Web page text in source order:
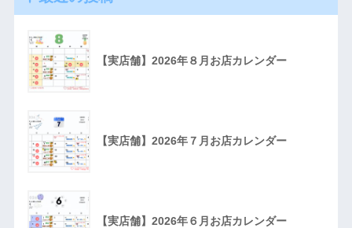
【実店舗】2026年８月お店カレンダー
【実店舗】2026年７月お店カレンダー
【実店舗】2026年６月お店カレンダー